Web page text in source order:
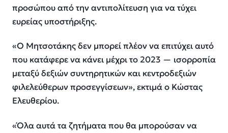
προσώπου από την αντιπολίτευση για να τύχει
ευρείας υποστήριξης.
«Ο Μητσοτάκης δεν μπορεί πλέον να επιτύχει αυτό
που κατάφερε να κάνει μέχρι το 2023 — ισορροπία
μεταξύ δεξιών συντηρητικών και κεντροδεξιών
φιλελεύθερων προσεγγίσεων», εκτιμά ο Κώστας
Ελευθερίου.
«Όλα αυτά τα ζητήματα που θα μπορούσαν να